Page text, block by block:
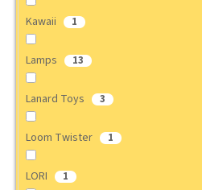
Kawaii 1
Lamps 13
Lanard Toys 3
Loom Twister 1
LORI 1